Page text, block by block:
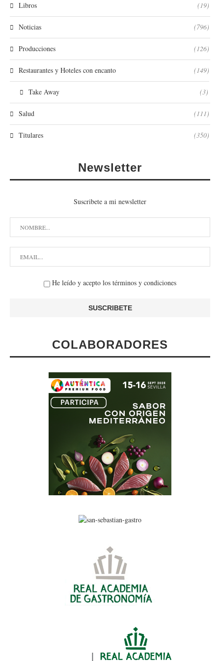
Libros (19)
Noticias (796)
Producciones (126)
Restaurantes y Hoteles con encanto (149)
Take Away (3)
Salud (111)
Titulares (350)
Newsletter
Suscribete a mi newsletter
He leído y acepto los términos y condiciones
COLABORADORES